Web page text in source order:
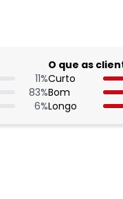
11%
83%
6%
O que as
Curto
Bom
Longo